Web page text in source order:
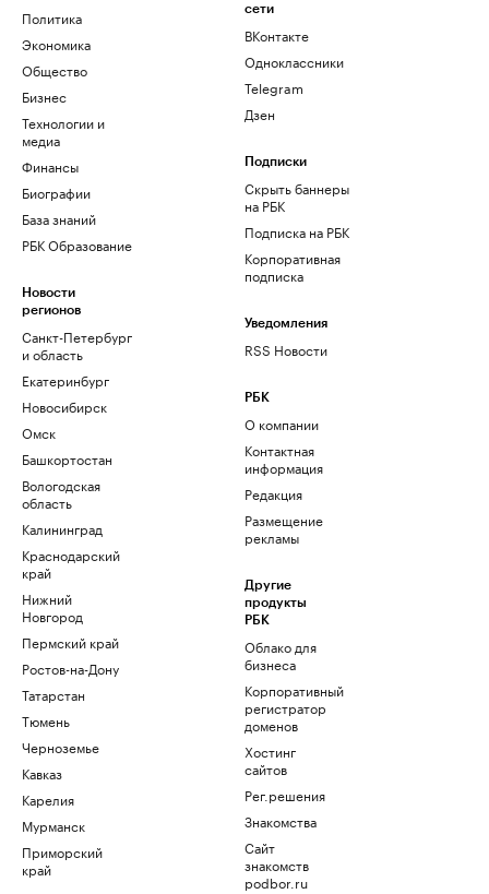
Политика
Экономика
Общество
Бизнес
Технологии и
медиа
Финансы
Биографии
База знаний
РБК Образование
Новости
регионов
Санкт-Петербург
и область
Екатеринбург
Новосибирск
Омск
Башкортостан
Вологодская
область
Калининград
Краснодарский
край
Нижний
Новгород
Пермский край
Ростов-на-Дону
Татарстан
Тюмень
Черноземье
Кавказ
Карелия
Мурманск
Приморский
край
сети
ВКонтакте
Одноклассники
Telegram
Дзен
Подписки
Скрыть баннеры
на РБК
Подписка на РБК
Корпоративная
подписка
Уведомления
RSS Новости
РБК
О компании
Контактная
информация
Редакция
Размещение
рекламы
Другие
продукты
РБК
Облако для
бизнеса
Корпоративный
регистратор
доменов
Хостинг
сайтов
Рег.решения
Знакомства
Сайт
знакомств
podbor.ru